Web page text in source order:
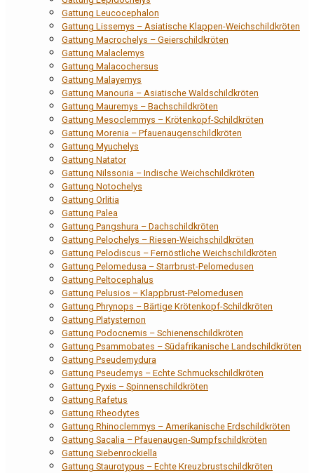
Gattung Leucocephalon
Gattung Lissemys – Asiatische Klappen-Weichschildkröten
Gattung Macrochelys – Geierschildkröten
Gattung Malaclemys
Gattung Malacochersus
Gattung Malayemys
Gattung Manouria – Asiatische Waldschildkröten
Gattung Mauremys – Bachschildkröten
Gattung Mesoclemmys – Krötenkopf-Schildkröten
Gattung Morenia – Pfauenaugenschildkröten
Gattung Myuchelys
Gattung Natator
Gattung Nilssonia – Indische Weichschildkröten
Gattung Notochelys
Gattung Orlitia
Gattung Palea
Gattung Pangshura – Dachschildkröten
Gattung Pelochelys – Riesen-Weichschildkröten
Gattung Pelodiscus – Fernöstliche Weichschildkröten
Gattung Pelomedusa – Starrbrust-Pelomedusen
Gattung Peltocephalus
Gattung Pelusios – Klappbrust-Pelomedusen
Gattung Phrynops – Bärtige Krötenkopf-Schildkröten
Gattung Platysternon
Gattung Podocnemis – Schienenschildkröten
Gattung Psammobates – Südafrikanische Landschildkröten
Gattung Pseudemydura
Gattung Pseudemys – Echte Schmuckschildkröten
Gattung Pyxis – Spinnenschildkröten
Gattung Rafetus
Gattung Rheodytes
Gattung Rhinoclemmys – Amerikanische Erdschildkröten
Gattung Sacalia – Pfauenaugen-Sumpfschildkröten
Gattung Siebenrockiella
Gattung Staurotypus – Echte Kreuzbrustschildkröten